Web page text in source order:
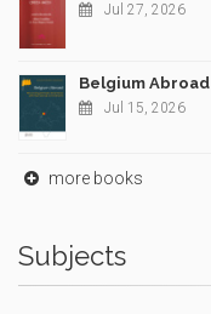
Jul 27, 2026
Belgium Abroad
Jul 15, 2026
more books
Subjects